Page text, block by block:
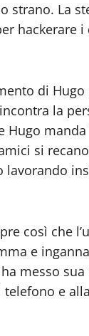
strano. La
hackerare
di Hugo
la
Hugo
si
lavorando
così che
e
messo
e